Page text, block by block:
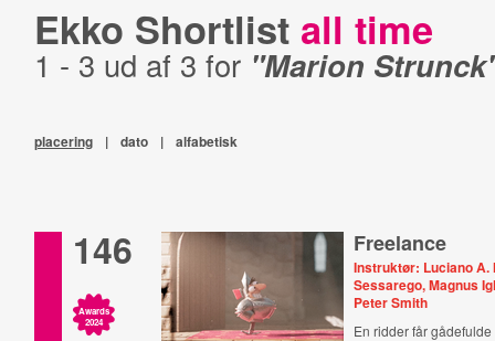
Ekko Shortlist all time
1 - 3 ud af 3 for "Marion
placering | dato | alfabetisk
146
Awards
2024
Freelance
Instruktør: Luciano A.
Sessarego, Magnus
Peter Smith
En ridder får